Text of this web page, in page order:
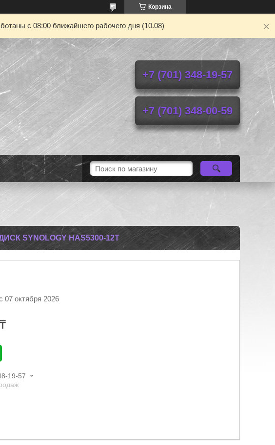
Корзина
с 08:00 ближайшего рабочего дня (10.08)
+7 (701) 348-19-57
+7 (701) 348-00-59
SYNOLOGY HAS5300-12T
07 октября 2026
19-57